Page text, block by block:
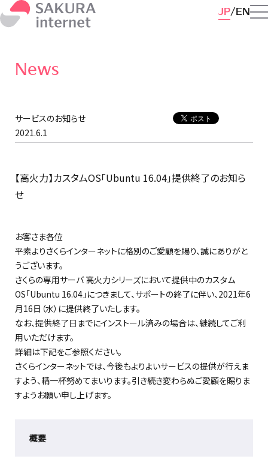
JP EN
News
サービスのお知らせ
2021.6.1
【高火力】カスタムOS「Ubuntu 16.04」提供終了のお知ら
せ
お客さま各位
平素よりさくらインターネットに格別のご愛顧を賜り、誠にありがと
うございます。
さくらの専用サーバ 高火力シリーズにおいて提供中のカスタム
OS「Ubuntu 16.04」につきまして、サポートの終了に伴い、2021年6
月16日（水）に提供終了いたします。
なお、提供終了日までにインストール済みの場合は、継続してご利
用いただけます。
詳細は下記をご参照ください。
さくらインターネットでは、今後もよりよいサービスの提供が行えま
すよう、精一杯努めてまいります。引き続き変わらぬご愛顧を賜りま
すようお願い申し上げます。
概要